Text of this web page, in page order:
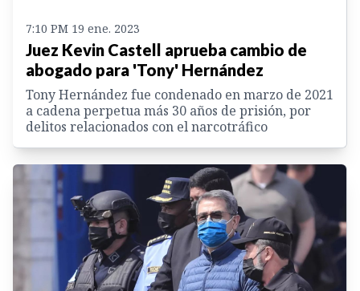
7:10 PM 19 ene. 2023
Juez Kevin Castell aprueba cambio de
abogado para 'Tony' Hernández
Tony Hernández fue condenado en marzo de 2021
a cadena perpetua más 30 años de prisión, por
delitos relacionados con el narcotráfico